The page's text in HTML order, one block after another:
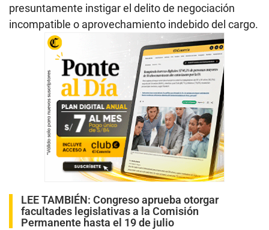
presuntamente instigar el delito de negociación
incompatible o aprovechamiento indebido del cargo.
LEE TAMBIÉN: Congreso aprueba otorgar
facultades legislativas a la Comisión
Permanente hasta el 19 de julio